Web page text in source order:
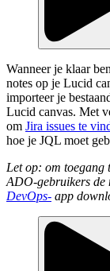
Wanneer je klaar
notes op je Lucid
importeer je
Lucid canvas. Met
om Jira issues te
hoe je JQL moet
Let op: om toegang
ADO-gebruikers de
DevOps- app